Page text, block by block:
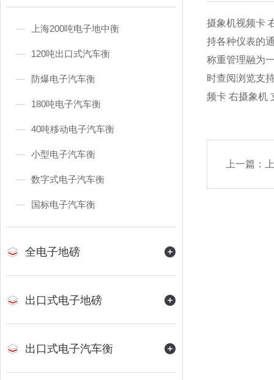
上海200吨电子地中衡
120吨出口式汽车衡
防爆电子汽车衡
180吨电子汽车衡
40吨移动电子汽车衡
小型电子汽车衡
数字式电子汽车衡
国标电子汽车衡
全电子地磅
出口式电子地磅
出口式电子汽车衡
摄象机视频卡
持各种仪表的
称重管理融为
时查阅浏览支
频卡 右摄象机
上一篇：